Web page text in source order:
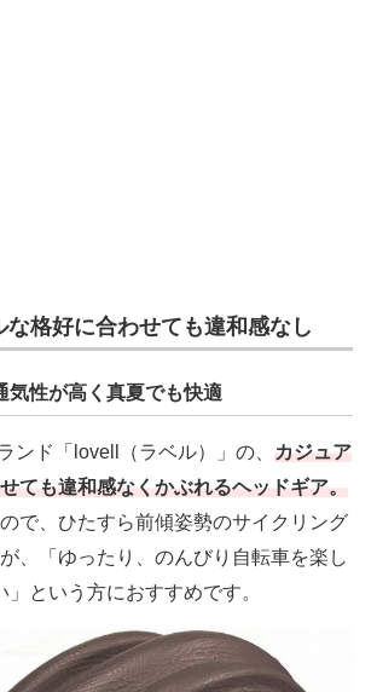
な格好に合わせても違和感なし
気性が高く真夏でも快適
ンド「lovell（ラベル）」の、 カジュア
ても違和感なくかぶれるヘッドギア。
で、ひたすら前傾姿勢のサイクリング
、「ゆったり、のんびり自転車を楽し
」という方におすすめです。